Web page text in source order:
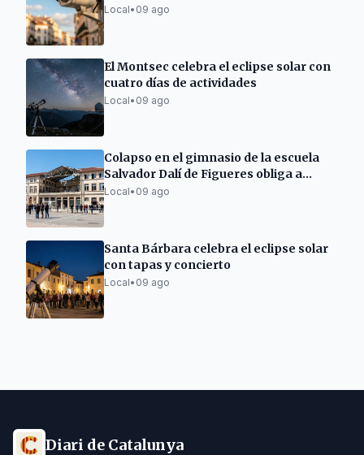
Local• 09 ago
El Montsec celebra el eclipse solar con
cuatro días de actividades
Local• 09 ago
Colapso en el gimnasio de la escuela
Salvador Dalí de Figueres obliga a
trasladar alumnos
Local• 09 ago
Santa Bárbara celebra el eclipse solar
con tapas y concierto
Local• 09 ago
Diari de Catalunya